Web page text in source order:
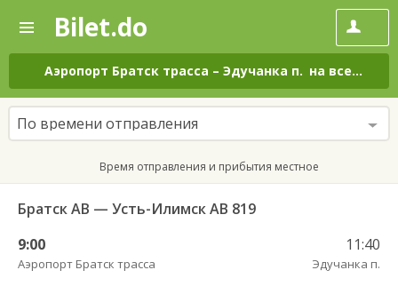
—
Поиск
и
покупка
билетов
на
автобус
онлайн
Bilet.do
Аэропорт Братск трасса – Эдучанка п. на все дни
По времени отправления
Время отправления и прибытия местное
Братск АВ — Усть-Илимск АВ 819
9:00
Аэропорт Братск трасса
11:40
Эдучанка п.